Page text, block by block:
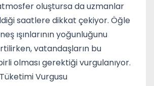
oluştursa da uzmanlar
saatlere dikkat çekiyor. Öğle
ışınlarının yoğunluğunu
vatandaşların bu
olması gerektiği vurgulanıyor.
Tüketimi Vurgusu